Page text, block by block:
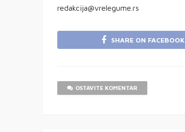
redakcija@vrelegume.rs
SHARE ON FACEBOOK
OSTAVITE KOMENTAR